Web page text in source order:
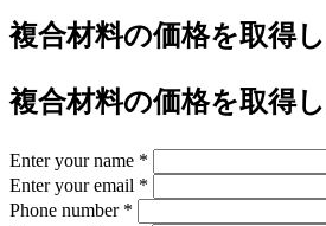
複合材料の価格を取得
複合材料の価格を取得
Enter your name *
Enter your email *
Phone number *